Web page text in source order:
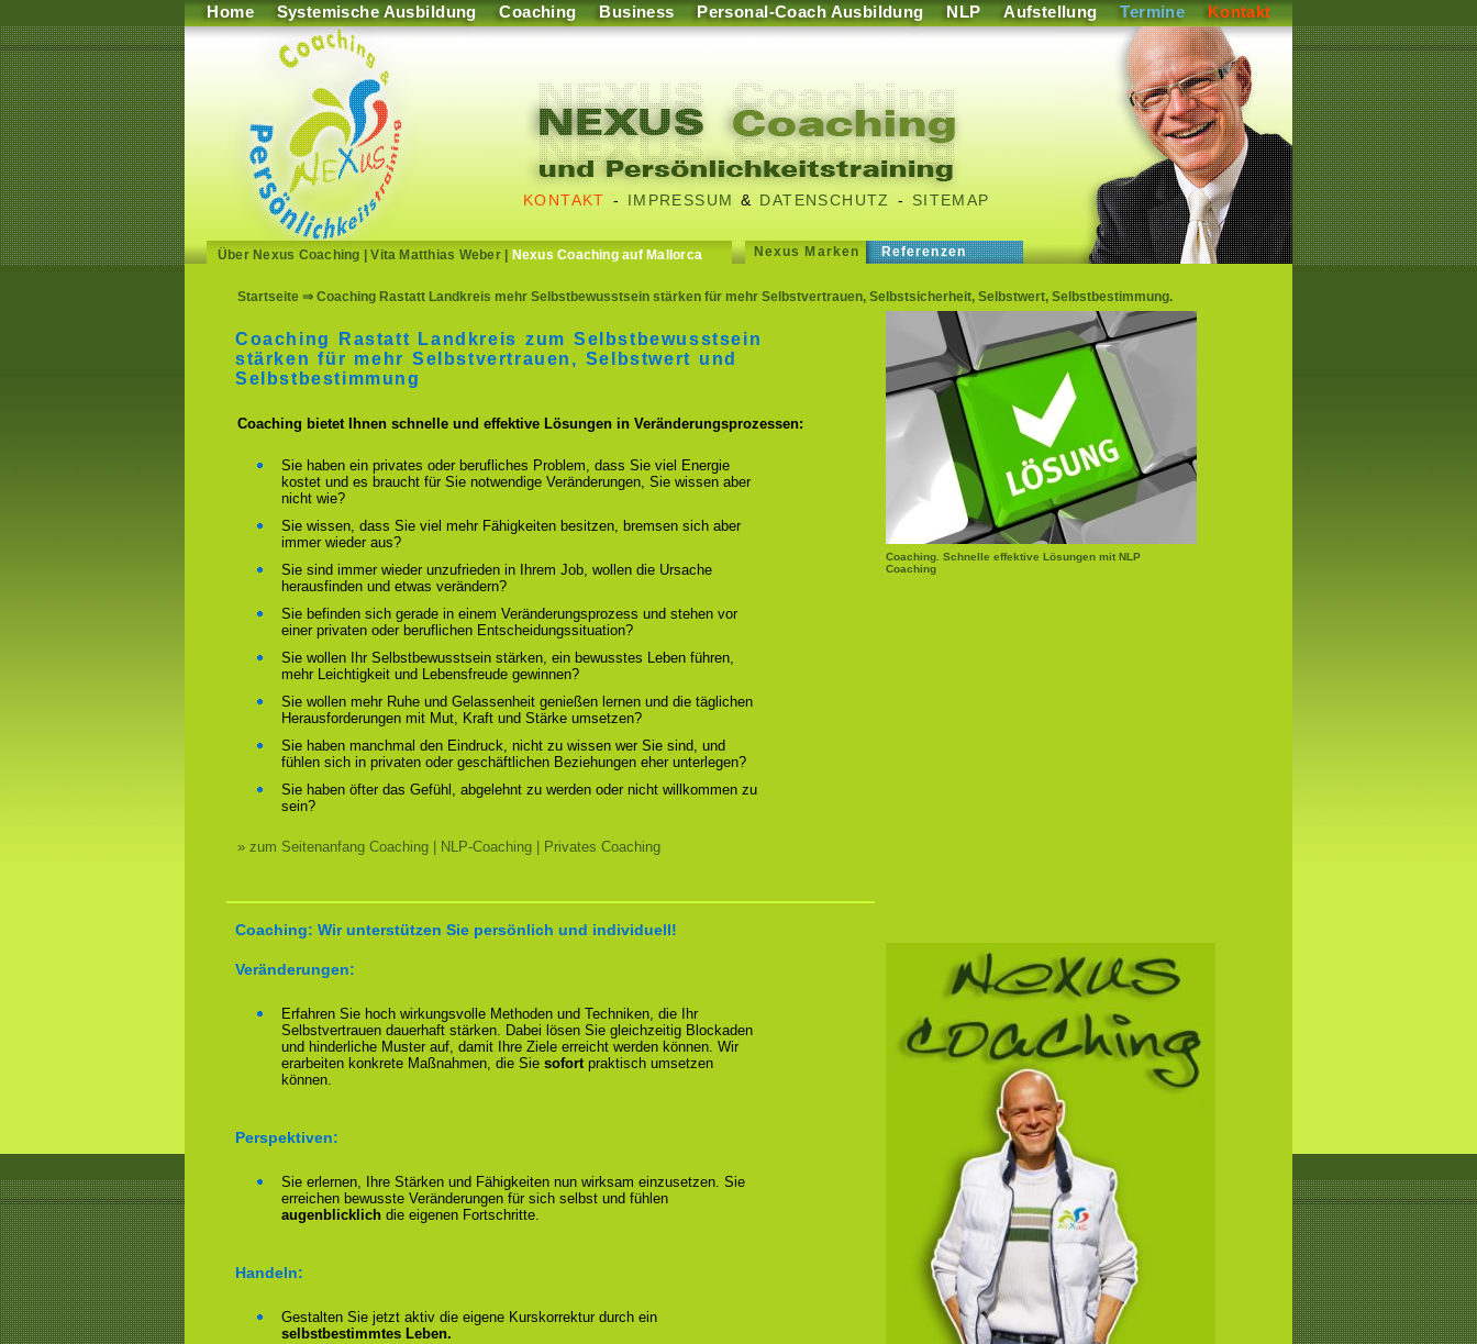
Home Systemische Ausbildung Coaching Business Personal-Coach Ausbildung NLP Aufstellung Termine Kontakt
KONTAKT - IMPRESSUM & DATENSCHUTZ - SITEMAP
Über Nexus Coaching |Vita Matthias Weber| Nexus Coaching auf Mallorca Nexus Marken Referenzen
Startseite ⇒ Coaching Rastatt Landkreis mehr Selbstbewusstsein stärken für mehr Selbstvertrauen, Selbstsicherheit, Selbstwert, Selbstbestimmung.
Coaching. Schnelle effektive Lösungen mit NLP
Coaching
Coaching Rastatt Landkreis zum Selbstbewusstsein
stärken für mehr Selbstvertrauen, Selbstwert und
Selbstbestimmung
Coaching bietet Ihnen schnelle und effektive Lösungen in Veränderungsprozessen:
Sie haben ein privates oder berufliches Problem, dass Sie viel Energie
kostet und es braucht für Sie notwendige Veränderungen, Sie wissen aber
nicht wie?
Sie wissen, dass Sie viel mehr Fähigkeiten besitzen, bremsen sich aber
immer wieder aus?
Sie sind immer wieder unzufrieden in Ihrem Job, wollen die Ursache
herausfinden und etwas verändern?
Sie befinden sich gerade in einem Veränderungsprozess und stehen vor
einer privaten oder beruflichen Entscheidungssituation?
Sie wollen Ihr Selbstbewusstsein stärken, ein bewusstes Leben führen,
mehr Leichtigkeit und Lebensfreude gewinnen?
Sie wollen mehr Ruhe und Gelassenheit genießen lernen und die täglichen
Herausforderungen mit Mut, Kraft und Stärke umsetzen?
Sie haben manchmal den Eindruck, nicht zu wissen wer Sie sind, und
fühlen sich in privaten oder geschäftlichen Beziehungen eher unterlegen?
Sie haben öfter das Gefühl, abgelehnt zu werden oder nicht willkommen zu
sein?
» zum Seitenanfang Coaching | NLP-Coaching | Privates Coaching
Coaching: Wir unterstützen Sie persönlich und individuell!
Veränderungen:
Erfahren Sie hoch wirkungsvolle Methoden und Techniken, die Ihr
Selbstvertrauen dauerhaft stärken. Dabei lösen Sie gleichzeitig Blockaden
und hinderliche Muster auf, damit Ihre Ziele erreicht werden können. Wir
erarbeiten konkrete Maßnahmen, die Sie sofortpraktisch umsetzen
können.
Perspektiven:
Sie erlernen, Ihre Stärken und Fähigkeiten nun wirksam einzusetzen. Sie
erreichen bewusste Veränderungen für sich selbst und fühlen
augenblicklich die eigenen Fortschritte.
Handeln:
Gestalten Sie jetzt aktiv die eigene Kurskorrektur durch ein
selbstbestimmtes Leben.